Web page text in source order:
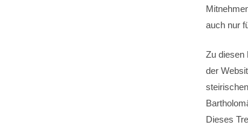
auch nur
Zu diesen
der
Dieses